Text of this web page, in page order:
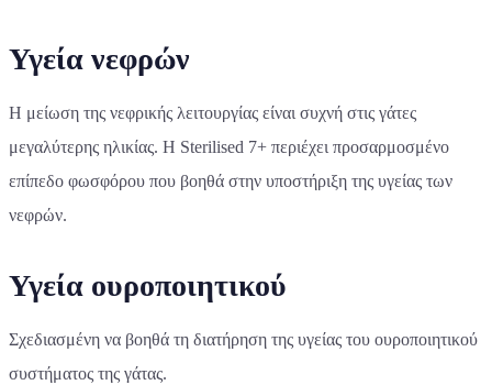
Υγεία νεφρών
Η μείωση της νεφρικής λειτουργίας είναι συχνή στις γάτες
μεγαλύτερης ηλικίας. Η Sterilised 7+ περιέχει προσαρμοσμένο
επίπεδο φωσφόρου που βοηθά στην υποστήριξη της υγείας των
νεφρών.
Υγεία ουροποιητικού
Σχεδιασμένη να βοηθά τη διατήρηση της υγείας του ουροποιητικού
συστήματος της γάτας.